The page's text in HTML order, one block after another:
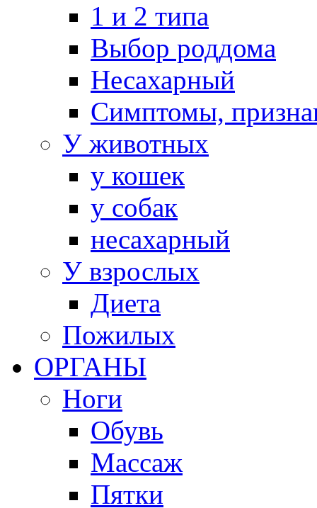
1 и 2 типа
Выбор роддома
Несахарный
Симптомы,
У животных
у кошек
у собак
несахарный
У взрослых
Диета
Пожилых
ОРГАНЫ
Ноги
Обувь
Массаж
Пятки